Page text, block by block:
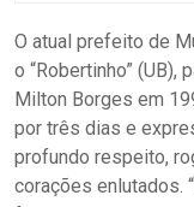
O atual prefeito de
o “Robertinho” (UB),
Milton Borges em
por três dias e
profundo respeito,
corações enlutados.